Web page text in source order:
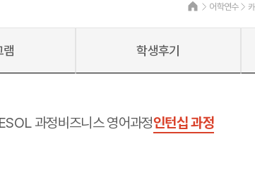
영국
어학연수
램 학생후기
과정비즈니스 영어과정인턴십 과정